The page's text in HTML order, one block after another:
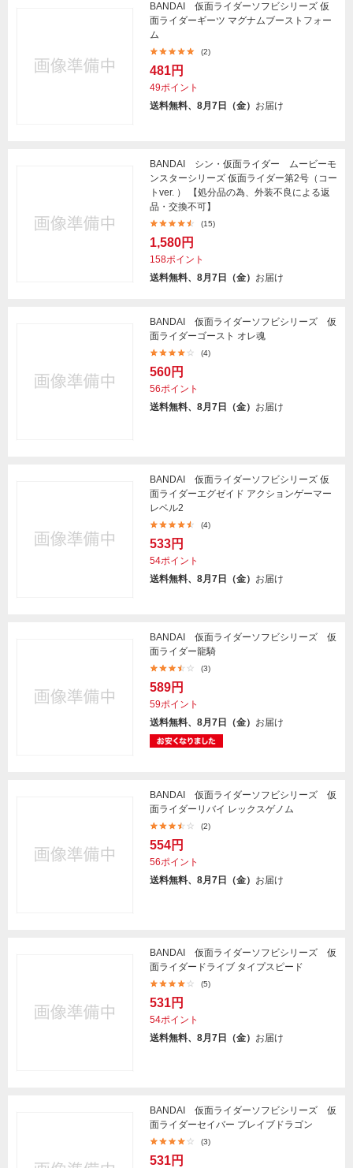
BANDAI 仮面ライダーソフビシリーズ 仮
面ライダーギーツ マグナムブーストフォー
ム
(2)
481円
49ポイント
送料無料、8月7日（金） お届け
BANDAI シン・仮面ライダー ムービーモ
ンスターシリーズ 仮面ライダー第2号（コー
トver. ） 【処分品の為、外装不良による返
品・交換不可】
(15)
1,580円
158ポイント
送料無料、8月7日（金） お届け
BANDAI 仮面ライダーソフビシリーズ 仮
面ライダーゴースト オレ魂
(4)
560円
56ポイント
送料無料、8月7日（金） お届け
BANDAI 仮面ライダーソフビシリーズ 仮
面ライダーエグゼイド アクションゲーマー
レベル2
(4)
533円
54ポイント
送料無料、8月7日（金） お届け
BANDAI 仮面ライダーソフビシリーズ 仮
面ライダー龍騎
(3)
589円
59ポイント
送料無料、8月7日（金） お届け
BANDAI 仮面ライダーソフビシリーズ 仮
面ライダーリバイ レックスゲノム
(2)
554円
56ポイント
送料無料、8月7日（金） お届け
BANDAI 仮面ライダーソフビシリーズ 仮
面ライダードライブ タイプスピード
(5)
531円
54ポイント
送料無料、8月7日（金） お届け
BANDAI 仮面ライダーソフビシリーズ 仮
面ライダーセイバー ブレイブドラゴン
(3)
531円